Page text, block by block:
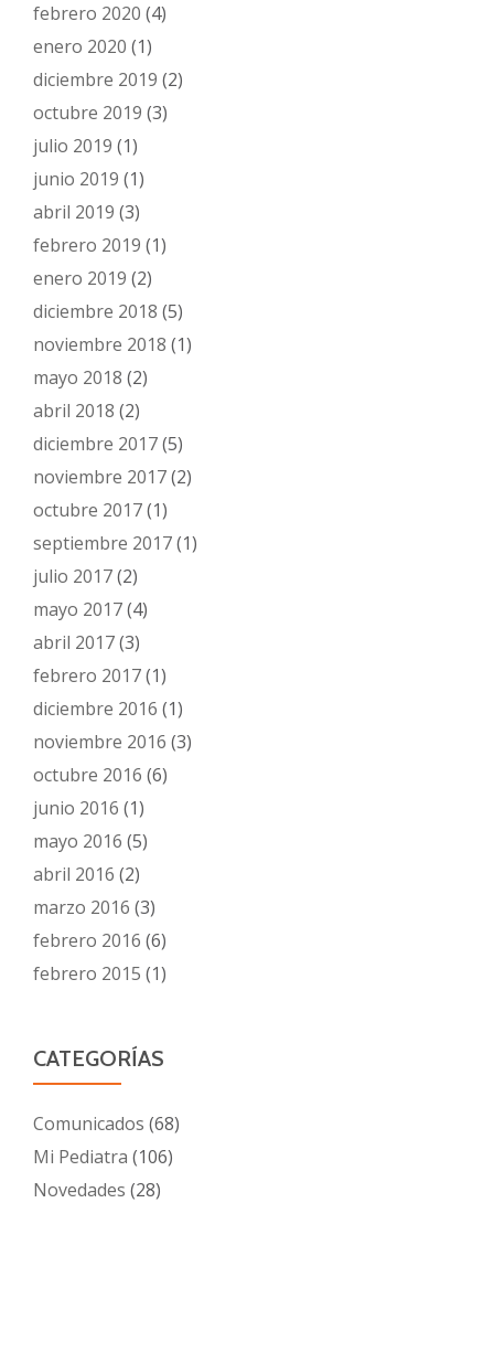
febrero 2020 (4)
enero 2020 (1)
diciembre 2019 (2)
octubre 2019 (3)
julio 2019 (1)
junio 2019 (1)
abril 2019 (3)
febrero 2019 (1)
enero 2019 (2)
diciembre 2018 (5)
noviembre 2018 (1)
mayo 2018 (2)
abril 2018 (2)
diciembre 2017(5)
noviembre 2017(2)
octubre 2017(1)
septiembre 2017(1)
julio 2017(2)
mayo 2017(4)
abril 2017(3)
febrero 2017(1)
diciembre 2016 (1)
noviembre 2016 (3)
octubre 2016 (6)
junio 2016 (1)
mayo 2016 (5)
abril 2016 (2)
marzo 2016 (3)
febrero 2016 (6)
febrero 2015 (1)
CATEGORÍAS
Comunicados (68)
Mi Pediatra (106)
Novedades (28)